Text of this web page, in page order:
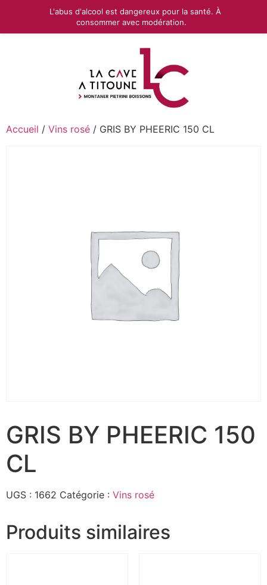
Accueil / Vins rosé / GRIS BY PHEERIC 150 CL
GRIS BY PHEERIC 150
CL
UGS : 1662 Catégorie : Vins rosé
Produits similaires
L'abus d'alcool est dangereux pour la santé. À
consommer avec modération.